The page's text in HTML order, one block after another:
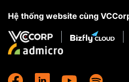
Hệ thống website cùng